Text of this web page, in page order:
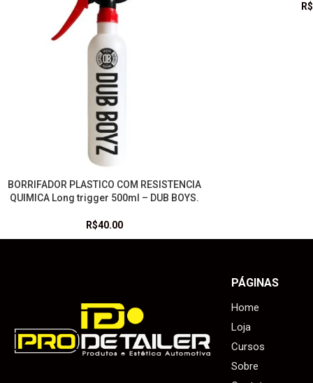
LEIA MAIS
BORRIFADOR PLASTICO COM RESISTENCIA
QUIMICA Long trigger 500ml – DUB BOYS.
R$40.00
R$
PÁGINAS
Home
Loja
Cursos
Sobre